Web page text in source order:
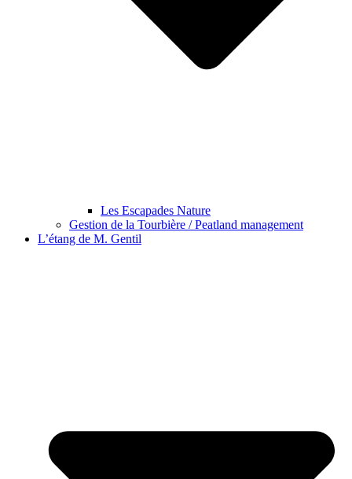
Les Escapades Nature
Gestion de la Tourbière / Peatland management
L’étang de M. Gentil